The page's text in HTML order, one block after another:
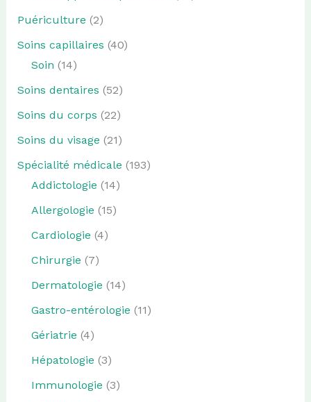
Puériculture (2)
Soins capillaires (40)
Soin (14)
Soins dentaires (52)
Soins du corps (22)
Soins du visage (21)
Spécialité médicale (193)
Addictologie (14)
Allergologie (15)
Cardiologie (4)
Chirurgie (7)
Dermatologie (14)
Gastro-entérologie (11)
Gériatrie (4)
Hépatologie (3)
Immunologie (3)